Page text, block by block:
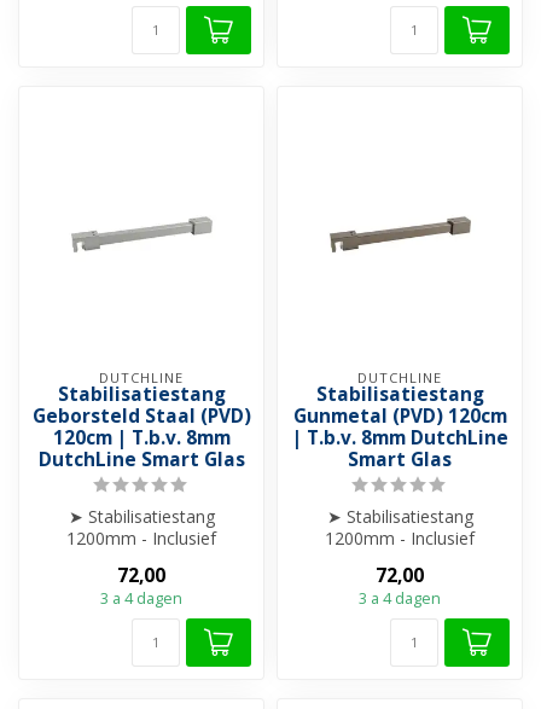
DUTCHLINE
Stabilisatiestang
Geborsteld Staal (PVD)
120cm | T.b.v. 8mm
DutchLine Smart Glas
➤ Stabilisatiestang
1200mm - Inclusief
wandbevestiging.
➤ Comp...
72,00
3 a 4 dagen
DUTCHLINE
Stabilisatiestang
Gunmetal (PVD) 120cm
| T.b.v. 8mm DutchLine
Smart Glas
➤ Stabilisatiestang
1200mm - Inclusief
wandbevestiging.
➤ Comp...
72,00
3 a 4 dagen